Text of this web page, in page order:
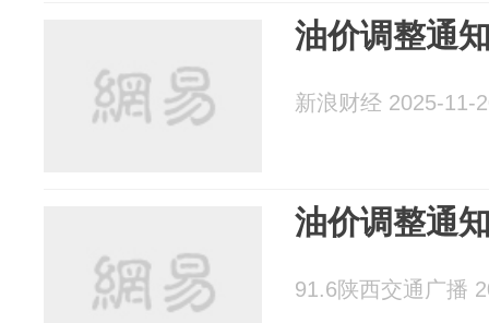
油价调整通
新浪财经 2025-11-
油价调整通
91.6陕西交通广播